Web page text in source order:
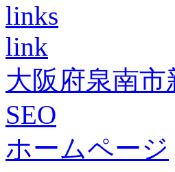
links
link
大阪府泉南
SEO
ホームページ